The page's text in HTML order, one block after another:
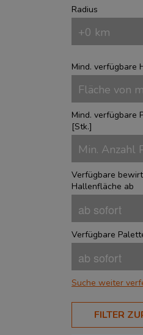
Radius
Mind. verfügbare
Mind. verfügbare
[Stk.]
Verfügbare
Hallenfläche ab
Verfügbare
Suche weiter
BRANCHEN
Aerospace ?
FILTER